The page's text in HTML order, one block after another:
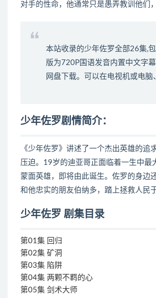
对手的性命，他通常只是愚弄教训他们
本站收录的少年佐罗全部26集,
版为720P国语发音内置中文字
网盘下载。可以在电视机或电脑
少年佐罗剧情简介：
《少年佐罗》讲述了一个杰出英雄的
压迫。19岁的迪亚哥正面临着一生中最
蒙面英雄，即将由此诞生。佐罗的身边
和他忠实的朋友伯纳多，踏上拯救人民
少年佐罗 剧集目录
第01集 回归
第02集 矿洞
第03集 陷阱
第04集 两颗不羁的心
第05集 剑术大师